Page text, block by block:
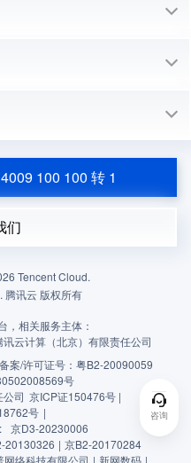
咨询
100 100 转 1
们
Tencent Cloud.
腾讯云 版权所有
，相关服务主体：
讯云计算（北京）有限责任公司
案/许可证号： 粤B2-20090059
号
司 京ICP证150476号 |
号 |
京D3-20230006
20130326 | 京B2-20170284
络科技有限公司 | 新网数码 |